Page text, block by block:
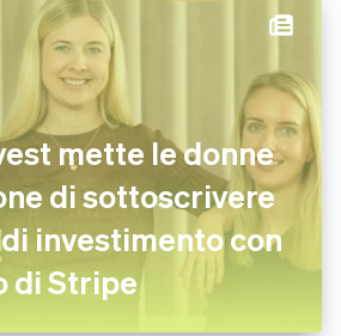
mette le donne
di sottoscrivere
investimento con
di Stripe